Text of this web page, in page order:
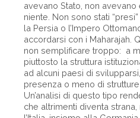
avevano Stato, non
niente. Non sono stati
la Persia o l’Impero
accordarsi con i Maharajah.
non semplificare troppo: a
piuttosto la struttura
ad alcuni paesi di
presenza o meno di
Un’analisi di questo tipo
che altrimenti diventa strana,